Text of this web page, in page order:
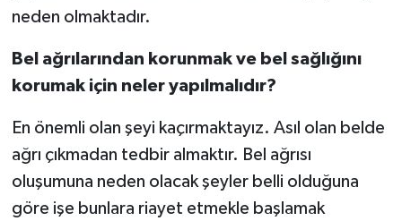
neden olmaktadır.
Bel ağrılarından korunmak ve bel sağlığını
korumak için neler yapılmalıdır?
En önemli olan şeyi kaçırmaktayız. Asıl olan belde
ağrı çıkmadan tedbir almaktır. Bel ağrısı
oluşumuna neden olacak şeyler belli olduğuna
göre işe bunlara riayet etmekle başlamak